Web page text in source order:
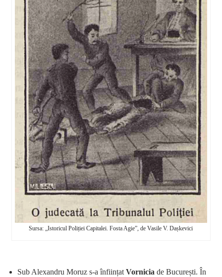
Sursa: „Istoricul Poliției Capitalei. Fosta Agie”, de Vasile V. Dașkevici
Sub Alexandru Moruz s-a înființat Vornicia de București. În